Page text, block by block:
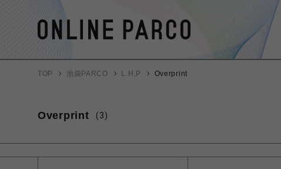
TOP 池袋PARCO L.H.P Overprint
Overprint (3)